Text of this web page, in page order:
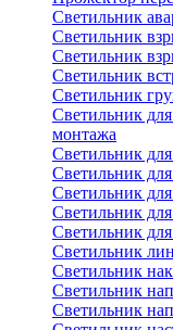
Светильник
Светильник
Светильник
Светильник
Светильник
Светильник
монтажа
Светильник
Светильник
Светильник
Светильник
Светильник
Светильник
Светильник
Светильник
Светильник